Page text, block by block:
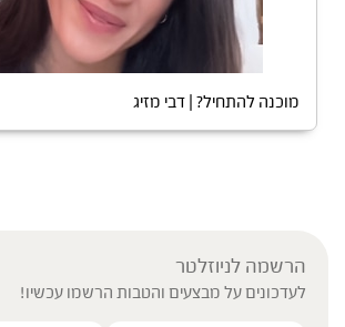
מוכנה להתחיל? | דבי מזיג
הרשמה לניוזלטר
לעדכונים על מבצעים והטבות הרשמו עכשיו!